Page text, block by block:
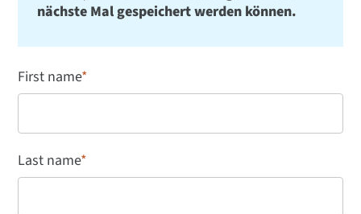
nächste Mal gespeichert werden können.
First name*
Last name*